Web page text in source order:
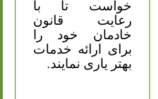
خواست تا با
رعایت قانون
خادمان خود را
برای ارائه خدمات
بهتر یاری نمایند.